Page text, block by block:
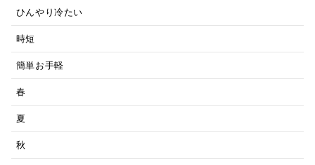
ひんやり冷たい
時短
簡単お手軽
春
夏
秋